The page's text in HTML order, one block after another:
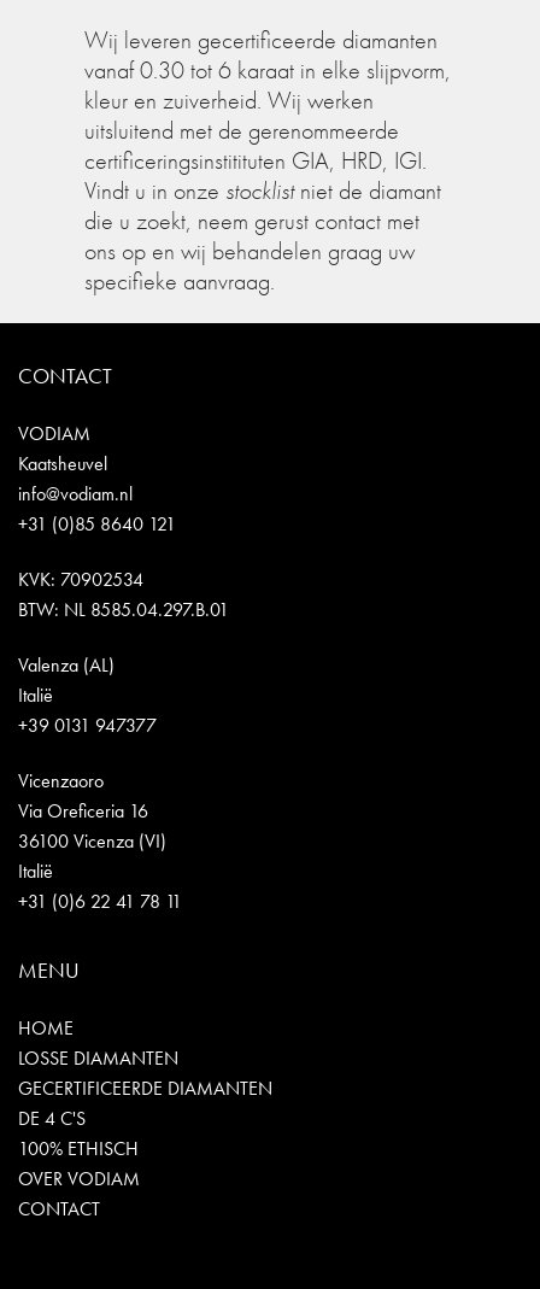
Wij leveren gecertificeerde diamanten
vanaf 0.30 tot 6 karaat in elke slijpvorm,
kleur en zuiverheid. Wij werken
uitsluitend met de gerenommeerde
certificeringsinstitituten GIA, HRD, IGI.
Vindt u in onze stocklistniet de diamant
die u zoekt, neem gerust contact met
ons op en wij behandelen graag uw
specifieke aanvraag.
CONTACT
VODIAM
Kaatsheuvel
info@vodiam.nl
+31 (0)85 8640 121
KVK: 70902534
BTW: NL 8585.04.297.B.01
Valenza (AL)
Italië
+39 0131 947377
Vicenzaoro
Via Oreficeria 16
36100 Vicenza (VI)
Italië
+31 (0)6 22 41 78 11
MENU
HOME
LOSSE DIAMANTEN
GECERTIFICEERDE DIAMANTEN
DE 4 C'S
100% ETHISCH
OVER VODIAM
CONTACT